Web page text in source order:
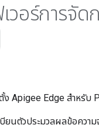
วอร์การจัด
Apigee Edge สําหรับ
ยนตัวประมวลผลข้อควา